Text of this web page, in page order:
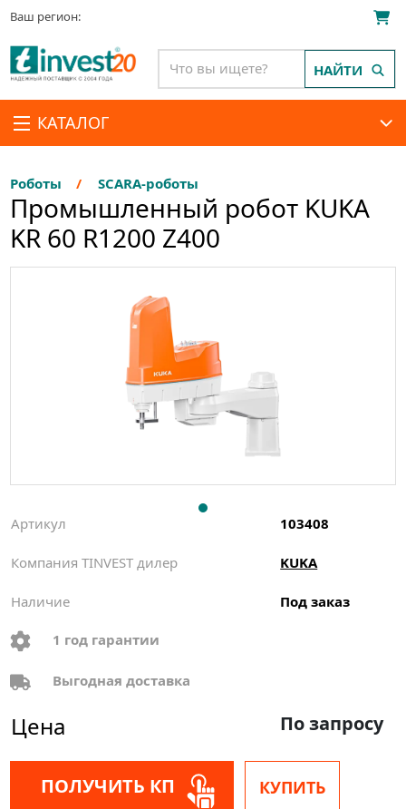
Ваш регион:
КАТАЛОГ
НАЙТИ
Роботы SCARA-роботы
Промышленный робот KUKA
KR 60 R1200 Z400
Артикул 103408
Компания TINVEST дилер KUKA
Наличие Под заказ
1 год гарантии
Выгодная доставка
Цена По запросу
ПОЛУЧИТЬ КП КУПИТЬ